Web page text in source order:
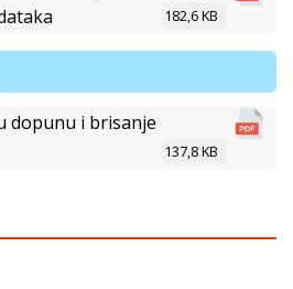
182,6 KB
dopunu i brisanje
137,8 KB